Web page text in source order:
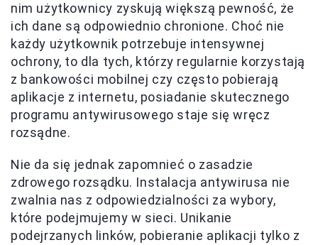
nim użytkownicy zyskują większą pewność, że
ich dane są odpowiednio chronione. Choć nie
każdy użytkownik potrzebuje intensywnej
ochrony, to dla tych, którzy regularnie korzystają
z bankowości mobilnej czy często pobierają
aplikacje z internetu, posiadanie skutecznego
programu antywirusowego staje się wręcz
rozsądne.
Nie da się jednak zapomnieć o zasadzie
zdrowego rozsądku. Instalacja antywirusa nie
zwalnia nas z odpowiedzialności za wybory,
które podejmujemy w sieci. Unikanie
podejrzanych linków, pobieranie aplikacji tylko z